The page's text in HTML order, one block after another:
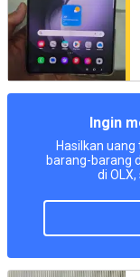
Ingin
Hasilkan
barang-barang
di